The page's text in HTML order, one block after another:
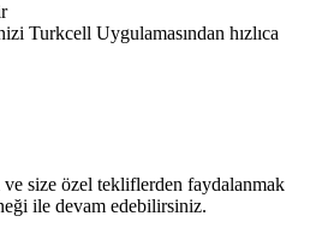
Turkcell Uygulamasından hızlıca
ve size özel tekliflerden faydalanmak
ile devam edebilirsiniz.